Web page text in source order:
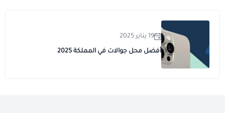
19 يناير 2025
أفضل محل جوالات في المملكة 2025